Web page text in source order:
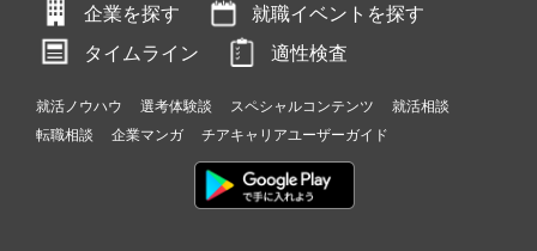
企業を探す
就職イベントを探す
タイムライン
適性検査
就活ノウハウ 選考体験談 スペシャルコンテンツ
就活相談
転職相談
企業マンガ チアキャリアユーザーガイド